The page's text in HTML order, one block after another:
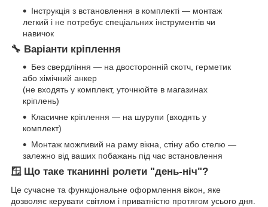
Інструкція з встановлення в комплекті — монтаж
легкий і не потребує спеціальних інструментів чи
навичок
🔧 Варіанти кріплення
Без свердління — на двосторонній скотч, герметик
або хімічний анкер
(не входять у комплект, уточнюйте в магазинах
кріплень)
Класичне кріплення — на шурупи (входять у
комплект)
Монтаж можливий на раму вікна, стіну або стелю —
залежно від ваших побажань під час встановлення
🪟 Що таке тканинні ролети "день-ніч"?
Це сучасне та функціональне оформлення вікон, яке
дозволяє керувати світлом і приватністю протягом усього дня.